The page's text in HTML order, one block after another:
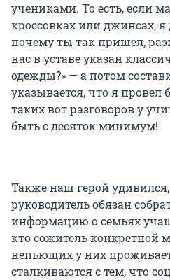
учениками. То есть, если
кроссовках или джинсах, я
почему ты так пришел,
нас в уставе указан
одежды?» — а потом
указывается, что я провел
таких вот разговоров у
быть с десяток минимум!
Также наш герой
руководитель обязан
информацию о семьях
кто сожитель конкретной
непьющих у них
сталкиваются с тем, что